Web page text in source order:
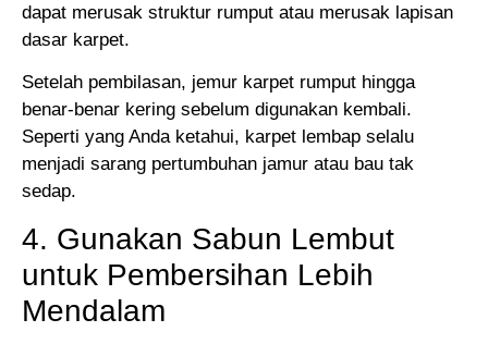
dapat merusak struktur rumput atau merusak lapisan
dasar karpet.
Setelah pembilasan, jemur karpet rumput hingga
benar-benar kering sebelum digunakan kembali.
Seperti yang Anda ketahui, karpet lembap selalu
menjadi sarang pertumbuhan jamur atau bau tak
sedap.
4. Gunakan Sabun Lembut
untuk Pembersihan Lebih
Mendalam